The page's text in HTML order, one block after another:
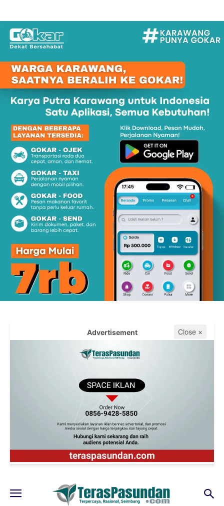
Advertisement Close ×